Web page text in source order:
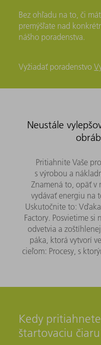
Bez ohľadu na to, či
premýšľate nad
nášho poradenstva.
Vyžiadať poradenstvo
Neustále
Pritiahnite Vaše
s výrobou a
Znamená to, opäť v
vydávať energiu na
Uskutočnite to:
Factory. Posvietime si
odvetvia a
páka, ktorá vytvorí
cieľom: Procesy, s
Kedy
štartovaciu